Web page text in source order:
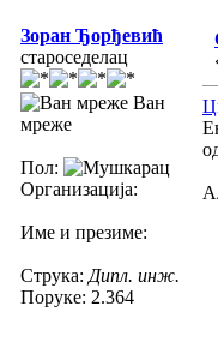
Зоран Ђорђевић
староседелац
Ван
мреже
Пол:
Организација:
Име и презиме:
Струка: Дипл. инж.
Поруке: 2.364